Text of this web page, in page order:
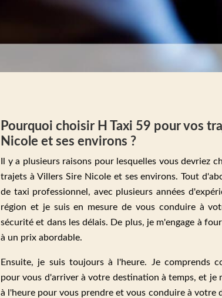
Pourquoi choisir H Taxi 59 pour vos
Nicole et ses environs ?
Il y a plusieurs raisons pour lesquelles vous devriez
trajets à Villers Sire Nicole et ses environs. Tout
de taxi professionnel, avec plusieurs années
région et je suis en mesure de vous conduire à
sécurité et dans les délais. De plus, je m'engage à
à un prix abordable.
Ensuite, je suis toujours à l'heure. Je comprends
pour vous d'arriver à votre destination à temps, et je
à l'heure pour vous prendre et vous conduire à votre